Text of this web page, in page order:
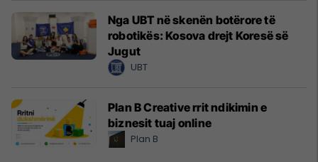
Nga UBT në skenën botërore të
robotikës: Kosova drejt Koresë së
Jugut
UBT
Plan B Creative rrit ndikimin e
biznesit tuaj online
Plan B